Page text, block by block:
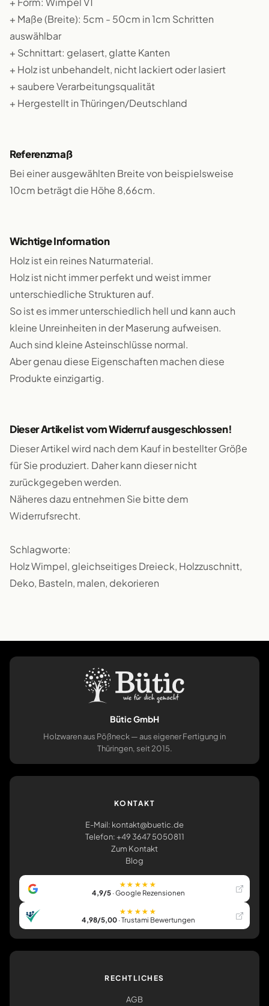
+ Maße (Breite): 5cm - 50cm in 1cm Schritten
auswählbar
+ Schnittart: gelasert, glatte Kanten
+ Holz ist unbehandelt, nicht lackiert oder lasiert
+ saubere Verarbeitungsqualität
+ Hergestellt in Thüringen/Deutschland
Referenzmaß
Bei einer ausgewählten Breite von beispielsweise
10cm beträgt die Höhe 8,66cm.
Wichtige Information
Holz ist ein reines Naturmaterial.
Holz ist nicht immer perfekt und weist immer
unterschiedliche Strukturen auf.
So ist es immer unterschiedlich hell und kann auch
kleine Unreinheiten in der Maserung aufweisen.
Auch sind kleine Asteinschlüsse normal.
Aber genau diese Eigenschaften machen diese
Produkte einzigartig.
Dieser Artikel ist vom Widerruf ausgeschlossen!
Dieser Artikel wird nach dem Kauf in bestellter Größe
für Sie produziert. Daher kann dieser nicht
zurückgegeben werden.
Näheres dazu entnehmen Sie bitte dem
Widerrufsrecht.
Schlagworte:
Holz Wimpel, gleichseitiges Dreieck, Holzzuschnitt,
Deko, Basteln, malen, dekorieren
Bütic GmbH
Holzwaren aus Pößneck — aus eigener Fertigung in
Thüringen, seit 2015.
KONTAKT
E-Mail: kontakt@buetic.de
Telefon: +49 3647 5050811
Zum Kontakt
Blog
★★★★★
4,9/5· Google Rezensionen
★★★★★
4,98/5,00· Trustami Bewertungen
RECHTLICHES
AGB